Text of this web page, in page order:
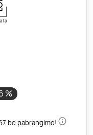
%
be pabrangimo!